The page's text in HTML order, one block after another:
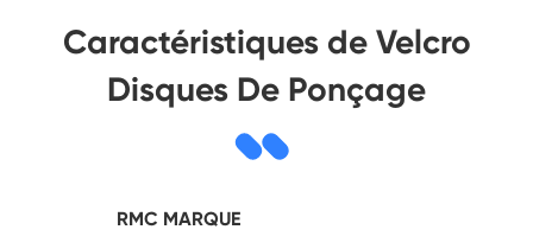
Caractéristiques de Velcro
Disques De Ponçage
RMC MARQUE